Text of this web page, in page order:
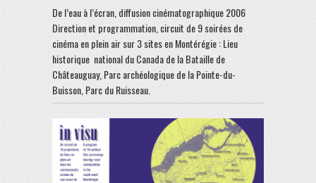
De l’eau à l’écran, diffusion cinématographique 2006
Direction et programmation, circuit de 9 soirées de
cinéma en plein air sur 3 sites en Montérégie : Lieu
historique national du Canada de la Bataille de
Châteauguay, Parc archéologique de la Pointe-du-
Buisson, Parc du Ruisseau.